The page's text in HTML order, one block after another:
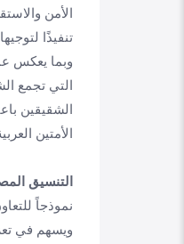
الأمن
تنفيذًا
وبما يعكس
التي تجمع
الشقيقين
الأمتين
التنسيق
نموذجاً
ويسهم في